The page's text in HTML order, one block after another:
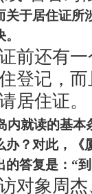
于居住证所
前还有一
登记，
居住证。
内就读的基本
？对此，《
答复是：“
对象周